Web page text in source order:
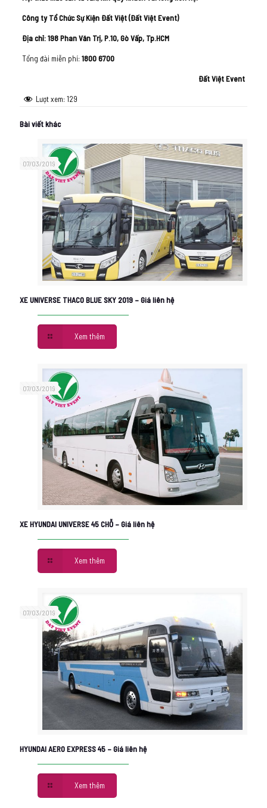
Công ty Tổ Chức Sự Kiện Đất Việt (Đất Việt Event)
Địa chỉ: 198 Phan Văn Trị, P.10, Gò Vấp, Tp.HCM
Tổng đài miễn phí: 1800 6700
Đất Việt Event
Lượt xem: 129
Bài viết khác
07/03/2019
XE UNIVERSE THACO BLUE SKY 2019 – Giá liên hệ
Xem thêm
07/03/2019
XE HYUNDAI UNIVERSE 45 CHỖ – Giá liên hệ
Xem thêm
07/03/2019
HYUNDAI AERO EXPRESS 45 – Giá liên hệ
Xem thêm